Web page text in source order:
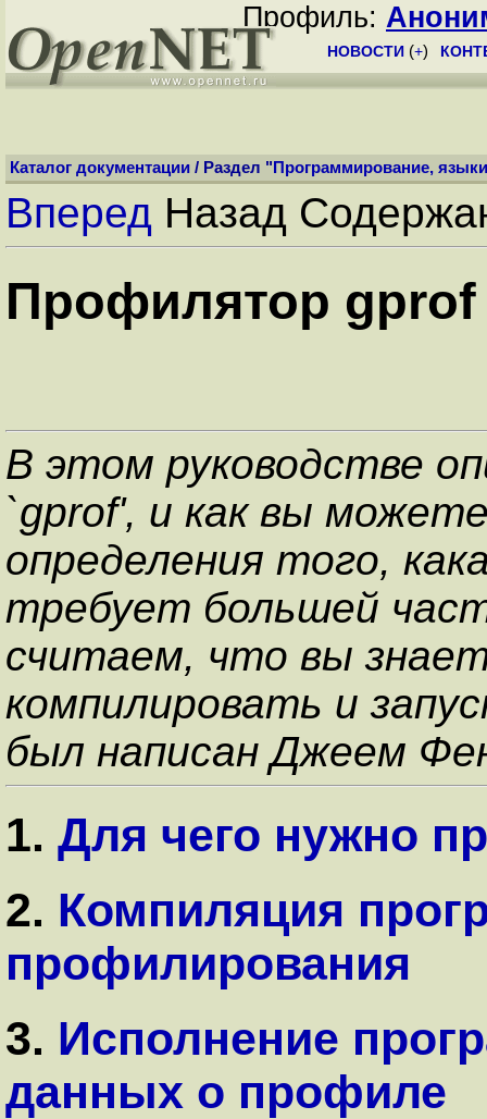
Профиль:
НОВОСТИ (+)
Каталог документации / Раздел " Программирование, языки
Вперед Назад
Профилятор gprof
В этом руководстве
`gprof', и как вы
определения того,
требует большей
считаем, что вы
компилировать и
был написан Джеем
1. Для чего нужно
2. Компиляция
профилирования
3. Исполнение
данных о профиле